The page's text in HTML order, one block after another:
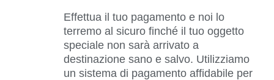
Effettua il tuo pagamento e noi lo
terremo al sicuro finché il tuo oggetto
speciale non sarà arrivato a
destinazione sano e salvo. Utilizziamo
un sistema di pagamento affidabile per